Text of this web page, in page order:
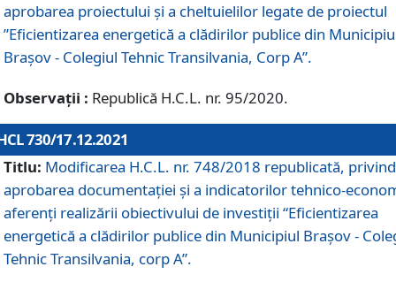
aprobarea proiectului și a cheltuielilor legate de proiectul
”Eficientizarea energetică a clădirilor publice din
Brașov - Colegiul Tehnic Transilvania, Corp A”.
Observații : Republică H.C.L. nr. 95/2020.
730/17.12.2021
Titlu: Modificarea H.C.L. nr. 748/2018 republicată, privind
aprobarea documentației și a indicatorilor tehnico-
aferenți realizării obiectivului de investiții “Eficientizarea
energetică a clădirilor publice din Municipiul Brașov -
Tehnic Transilvania, corp A”.